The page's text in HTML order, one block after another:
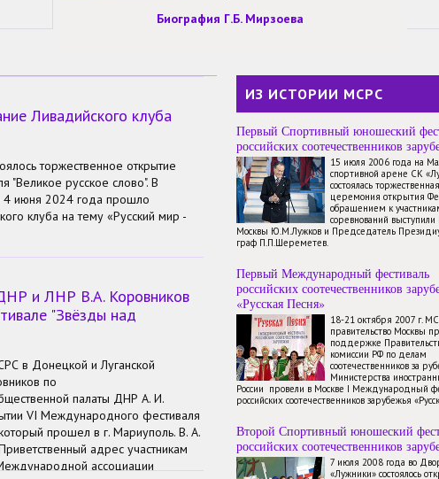
Биография Г.Б. Мирзоева
Ливадийского клуба
торжественное открытие
"Великое русское слово". В
4 июня 2024 года прошло
клуба на тему «Русский мир -
и ЛНР В.А. Коровников
"Звёзды над
в Донецкой и Луганской
по
палаты ДНР А. И.
VI Международного фестиваля
прошел в г. Мариуполь. В. А.
адрес участникам
ассоциации
ИЗ ИСТОРИИ МСРС
Первый Спортивный юношеский
российских соотечественников
15 июля 2006 года на
спортивной арене СК
состоялась торжественная
церемония открытия
обращением к
соревнований
Москвы Ю.М.Лужков и Председатель
граф П.П.Шереметев.
Первый Международный фестиваль
российских соотечественников
«Русская Песня»
18-21 октября 2007 г.
правительство Москвы
поддержке
комиссии РФ по делам
соотечественников за
Министерства
России провели в Москве I Международный
российских соотечественников зарубежья
Второй Спортивный юношеский
российских соотечественников
7 июля 2008 года во
«Лужники» состоялось